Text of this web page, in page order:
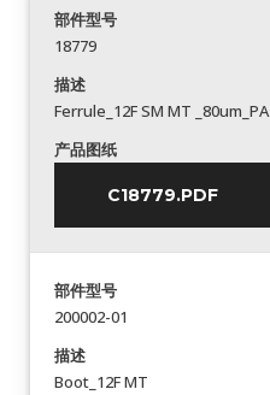
部件型号
18779
描述
Ferrule_12F SM MT _80um_PA
产品图纸
C18779.PDF
部件型号
200002-01
描述
Boot_12F MT